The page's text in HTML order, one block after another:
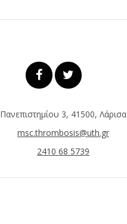
Πανεπιστημίου 3, 41500, Λάρισα
msc.thrombosis@uth.gr
2410 68 5739